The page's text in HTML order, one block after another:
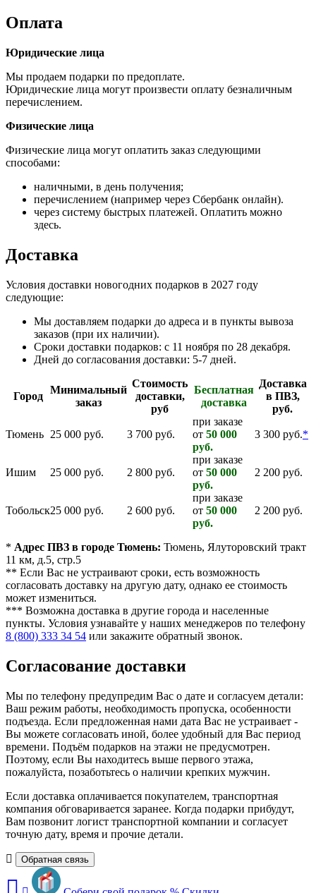
Оплата
Юридические лица
Мы продаем подарки по предоплате.
Юридические лица могут произвести оплату безналичным
перечислением.
Физические лица
Физические лица могут оплатить заказ следующими
способами:
наличными, в день получения;
перечислением (например через Сбербанк онлайн).
через систему быстрых платежей. Оплатить можно
здесь.
Доставка
Условия доставки новогодних подарков в 2027 году
следующие:
Мы доставляем подарки до адреса и в пункты вывоза
заказов (при их наличии).
Сроки доставки подарков: с 11 ноября по 28 декабря.
Дней до согласования доставки: 5-7 дней.
Город
Минимальный
заказ
Стоимость
доставки,
руб
Бесплатная
доставка
Доставка
в ПВЗ,
руб.
Тюмень 25 000 руб. 3 700 руб.
при заказе
от 50 000
руб.
3 300 руб.*
Ишим 25 000 руб. 2 800 руб.
при заказе
от 50 000
руб.
2 200 руб.
Тобольск25 000 руб. 2 600 руб.
при заказе
от 50 000
руб.
2 200 руб.
* Адрес ПВЗ в городе Тюмень: Тюмень, Ялуторовский тракт
11 км, д.5, стр.5
** Если Вас не устраивают сроки, есть возможность
согласовать доставку на другую дату, однако ее стоимость
может измениться.
*** Возможна доставка в другие города и населенные
пункты. Условия узнавайте у наших менеджеров по телефону
8 (800) 333 34 54 или закажите обратный звонок.
Согласование доставки
Мы по телефону предупредим Вас о дате и согласуем детали:
Ваш режим работы, необходимость пропуска, особенности
подъезда. Если предложенная нами дата Вас не устраивает -
Вы можете согласовать иной, более удобный для Вас период
времени. Подъём подарков на этажи не предусмотрен.
Поэтому, если Вы находитесь выше первого этажа,
пожалуйста, позаботьтесь о наличии крепких мужчин.
Если доставка оплачивается покупателем, транспортная
компания обговаривается заранее. Когда подарки прибудут,
Вам позвонит логист транспортной компании и согласует
точную дату, время и прочие детали.
Обратная связь